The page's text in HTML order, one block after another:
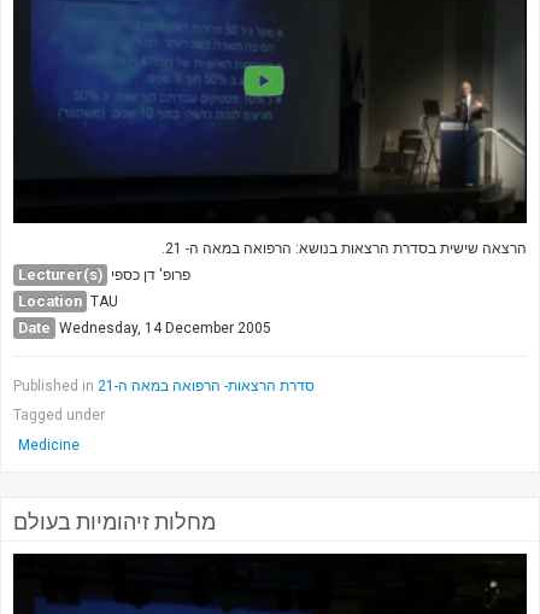
הרצאה שישית בסדרת הרצאות בנושא: הרפואה במאה ה- 21.
Lecturer(s) פרופ' דן כספי
Location TAU
Date Wednesday, 14 December 2005
Published in
סדרת הרצאות- הרפואה במאה ה-21
Tagged under
Medicine
מחלות זיהומיות בעולם